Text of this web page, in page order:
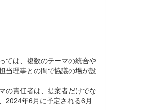
ては、複数のテーマの統合や
当理事との間で協議の場が設
の責任者は、提案者だけでな
2024年6月に予定される6月